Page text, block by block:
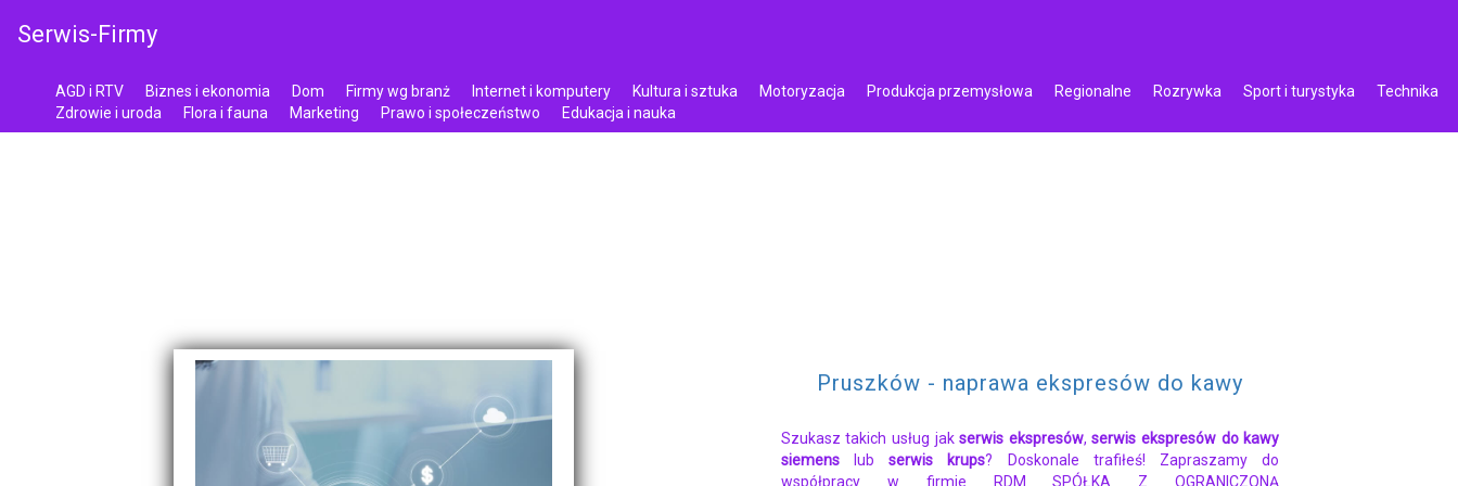
Serwis-Firmy
AGD i RTV Biznes i ekonomia Dom Firmy wg branż Internet i komputery Kultura i sztuka Motoryzacja Produkcja przemysłowa Regionalne Rozrywka Sport i turystyka
Technika
Zdrowie i uroda
Flora i fauna Marketing Prawo i społeczeństwo Edukacja i nauka
Pruszków - naprawa ekspresów do kawy
Szukasz takich usług jakserwis ekspresów,serwis ekspresów do kawy
siemenslubserwis krups? Doskonale trafiłeś! Zapraszamy do
współpracy w firmie RDM SPÓŁKA Z OGRANICZONĄ